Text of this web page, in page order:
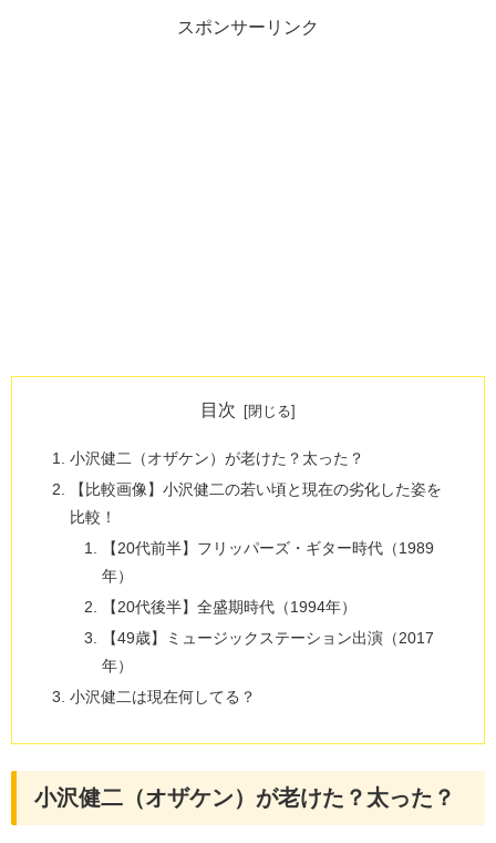
スポンサーリンク
目次
小沢健二（オザケン）が老けた？太った？
【比較画像】小沢健二の若い頃と現在の劣化した姿を
比較！
【20代前半】フリッパーズ・ギター時代（1989
年）
【20代後半】全盛期時代（1994年）
【49歳】ミュージックステーション出演（2017
年）
小沢健二は現在何してる？
小沢健二（オザケン）が老けた？太った？